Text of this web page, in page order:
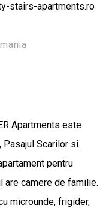
stairs-apartments.ro
Apartments este
Pasajul Scarilor si
pentru
are camere de familie.
microunde, frigider,